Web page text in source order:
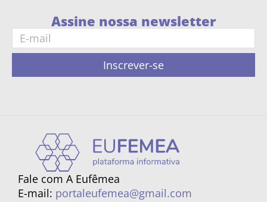
Assine nossa newsletter
Inscrever-se
Fale com A Eufêmea
E-mail: portaleufemea@gmail.com